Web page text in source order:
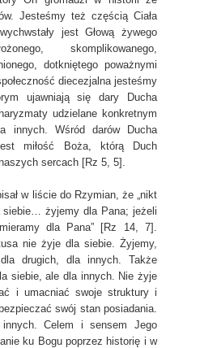
Jesteśmy też częścią Ciała
jest Głową żywego
skomplikowanego,
dotkniętego poważnymi
diecezjalna jesteśmy
ujawniają się dary Ducha
udzielane konkretnym
innych. Wśród darów Ducha
miłość Boża, którą Duch
sercach [Rz 5, 5].
w liście do Rzymian, że „nikt
żyjemy dla Pana; jeżeli
dla Pana” [Rz 14, 7].
nie żyje dla siebie. Żyjemy,
drugich, dla innych. Także
siebie, ale dla innych. Nie żyje
i umacniać swoje struktury i
swój stan posiadania.
innych. Celem i sensem Jego
ku Bogu poprzez historię i w